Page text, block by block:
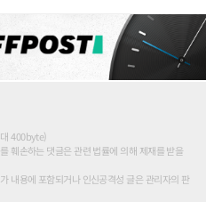
400byte)
훼손하는 댓글은 관련 법률에 의해 제재를 받을
내용에 포함되거나 인신공격성 글은 관리자의 판